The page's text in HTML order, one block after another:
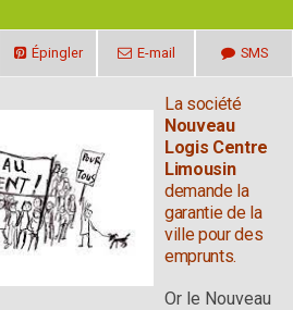
Épingler E-mail SMS
La société
Nouveau
Logis Centre
Limousin
demande la
garantie de la
ville pour des
emprunts.
Or le Nouveau